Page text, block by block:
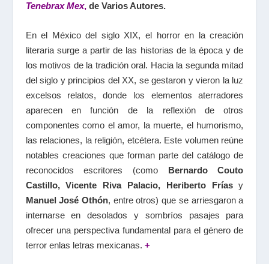
Tenebrax Mex, de Varios Autores.
En el México del siglo XIX, el horror en la creación
literaria surge a partir de las historias de la época y de
los motivos de la tradición oral. Hacia la segunda mitad
del siglo y principios del XX, se gestaron y vieron la luz
excelsos relatos, donde los elementos aterradores
aparecen en función de la reflexión de otros
componentes como el amor, la muerte, el humorismo,
las relaciones, la religión, etcétera. Este volumen reúne
notables creaciones que forman parte del catálogo de
reconocidos escritores (como Bernardo Couto
Castillo, Vicente Riva Palacio, Heriberto Fríasy
Manuel José Othón, entre otros) que se arriesgaron a
internarse en desolados y sombríos pasajes para
ofrecer una perspectiva fundamental para el género de
terror enlas letras mexicanas. +